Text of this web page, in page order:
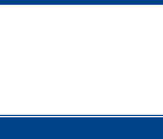
Salta